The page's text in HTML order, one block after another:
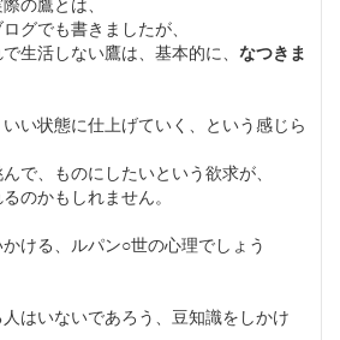
グでも書きましたが、
生活しない鷹は、基本的に、 なつきま
い状態に仕上げていく、という感じら
で、ものにしたいという欲求が、
のかもしれません。
かける、ルパン○世の心理でしょう
はいないであろう、豆知識をしかけ